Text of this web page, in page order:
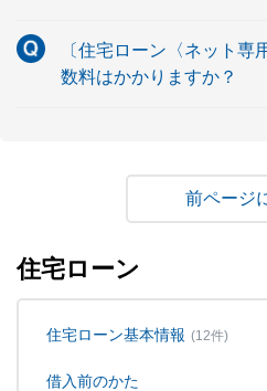
〔住宅ローン〈ネット専
数料はかかりますか？
住宅ローン
住宅ローン基本情報 (12件)
借入前のかた